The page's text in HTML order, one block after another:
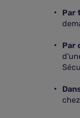
Par
Par